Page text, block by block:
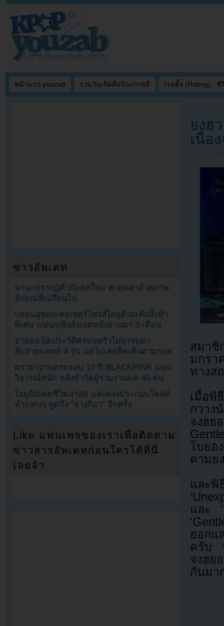
หน้าแรก youzab รวมวันเกิดศิลปินเกาหลี เรตติ้ง (Rating) : ซี
ยงฮ
เนื่อ
สมา
มกรา
ทางส
เมื่อพิ
กวาง
จงฮย
โบยอ
ตามย
และพิ
และ
ยอกแ
ครับ
จงฮย
กันมา
ข่าวอัพเดท
นานะปรากฏตัวกับลุคใหม่ สะดุดตาด้วยภาพ
ลักษณ์ที่เปลี่ยนไป
บยอนอูซอกเคยเซอร์ไพรส์ไอยูด้วยเค้กสั่งทำ
พิเศษ แฟนๆเพิ่งสังเกตหลังผ่านมา 3 เดือน
ฮายองเปิดประวัติครอบครัวไม่ธรรมดา
สืบสายแพทย์ 4 รุ่น แต่ไม่เคยคิดเดินตามรอย
ดราม่างานครบรอบ 10 ปี BLACKPINK แฟน
วิจารณ์หนัก หลังจำกัดผู้ร่วมงานแค่ 40 คน
ไอยูอัปเดตชีวิตล่าสุด แต่เพลงประกอบโพสต์
ทำแฟนๆ พูดถึง “จางกีฮา” อีกครั้ง
Like แฟนเพจของเราเพื่อติดตาม
ข่าวสารอัพเดทก่อนใครได้ที่นี่
เลยจ้า